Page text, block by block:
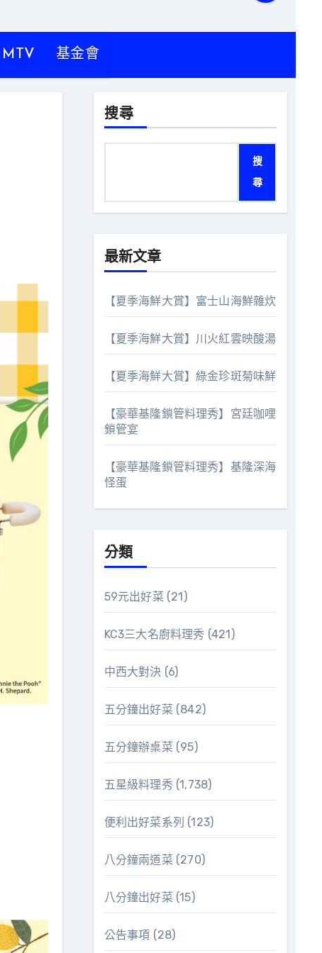
MTV 基金會
搜尋
搜
尋
最新文章
【夏季海鮮大賞】富士山海鮮雜炊
【夏季海鮮大賞】川火紅雲映酸湯
【夏季海鮮大賞】綠金珍斑菊味鮮
【豪華基隆鎖管料理秀】宮廷咖哩
鎖管宴
【豪華基隆鎖管料理秀】基隆深海
怪蛋
分類
59元出好菜 (21)
KC3三大名廚料理秀 (421)
中西大對決 (6)
五分鐘出好菜 (842)
五分鐘辦桌菜 (95)
五星級料理秀(1,738)
便利出好菜系列 (123)
八分鐘兩道菜 (270)
八分鐘出好菜 (15)
公告事項 (28)